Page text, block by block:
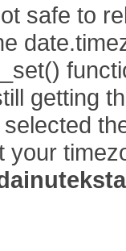
safe to
getting
your